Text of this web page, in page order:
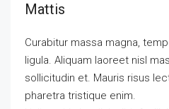
Mattis
Curabitur massa magna,
ligula. Aliquam laoreet nisl
sollicitudin et. Mauris risus
pharetra tristique enim.